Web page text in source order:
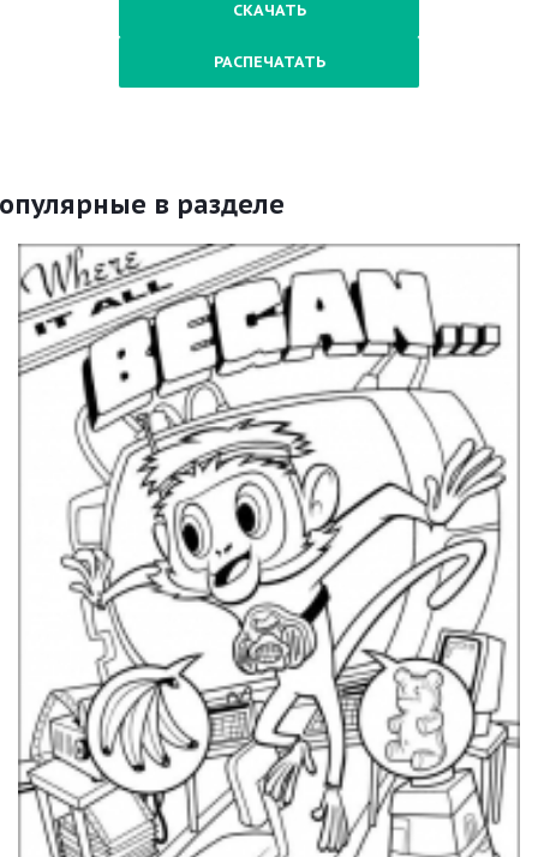
СКАЧАТЬ
РАСПЕЧАТАТЬ
в разделе